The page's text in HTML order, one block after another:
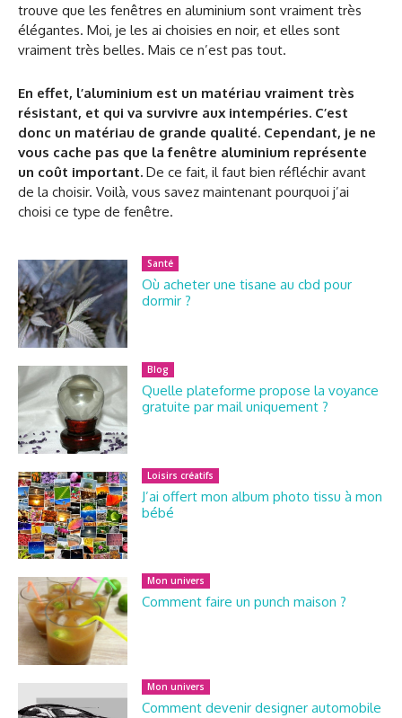
trouve que les fenêtres en aluminium sont vraiment très
élégantes. Moi, je les ai choisies en noir, et elles sont
vraiment très belles. Mais ce n’est pas tout.
En effet, l’aluminium est un matériau vraiment très
résistant, et qui va survivre aux intempéries. C’est
donc un matériau de grande qualité. Cependant, je ne
vous cache pas que la fenêtre aluminium représente
un coût important. De ce fait, il faut bien réfléchir avant
de la choisir. Voilà, vous savez maintenant pourquoi j’ai
choisi ce type de fenêtre.
Santé
Où acheter une tisane au cbd pour
dormir ?
Blog
Quelle plateforme propose la voyance
gratuite par mail uniquement ?
Loisirs créatifs
J’ai offert mon album photo tissu à mon
bébé
Mon univers
Comment faire un punch maison ?
Mon univers
Comment devenir designer automobile